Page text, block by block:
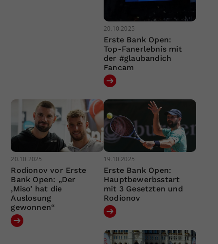
20.10.2025
Erste Bank Open:
Top-Fanerlebnis mit
der #glaubandich
Fancam
20.10.2025
Rodionov vor Erste
Bank Open: „Der
‚Miso’ hat die
Auslosung
gewonnen“
19.10.2025
Erste Bank Open:
Hauptbewerbsstart
mit 3 Gesetzten und
Rodionov